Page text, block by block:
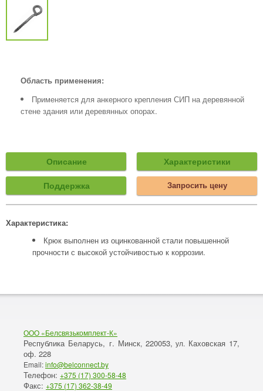
Область применения:
Применяется для анкерного крепления СИП на деревянной
стене здания или деревянных опорах.
Описание Характеристики
Поддержка Запросить цену
Характеристика:
Крюк выполнен из оцинкованной стали повышенной
прочности с высокой устойчивостью к коррозии.
ООО «Белсвязькомплект-К»
Республика Беларусь, г. Минск, 220053, ул. Каховская 17,
оф. 228
Email:info@belconnect.by
Телефон: +375 (17) 300-58-48
Факс: +375 (17) 362-38-49